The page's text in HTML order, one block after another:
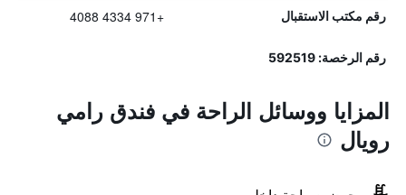
رقم مكتب الاستقبال +971 4334 4088
رقم الرخصة: 592519
المزايا ووسائل الراحة في فندق رامي
رويال